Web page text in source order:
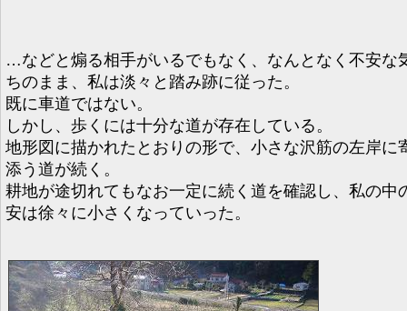
…などと煽る相手がいるでもなく、なんとなく不安な
ちのまま、私は淡々と踏み跡に従った。
既に車道ではない。
しかし、歩くには十分な道が存在している。
地形図に描かれたとおりの形で、小さな沢筋の左岸に
添う道が続く。
耕地が途切れてもなお一定に続く道を確認し、私の中
安は徐々に小さくなっていった。